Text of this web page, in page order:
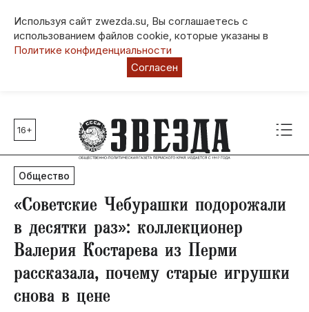
Используя сайт zwezda.su, Вы соглашаетесь с
использованием файлов cookie, которые указаны в
Политике конфиденциальности
Согласен
Главные темы
80 лет Победы
Молодежная столица РФ
СВО
Социальная поддержка
Инфраструктура
Благоустройство
16+
Общество
«Советские Чебурашки подорожали
в десятки раз»: коллекционер
Валерия Костарева из Перми
рассказала, почему старые игрушки
снова в цене